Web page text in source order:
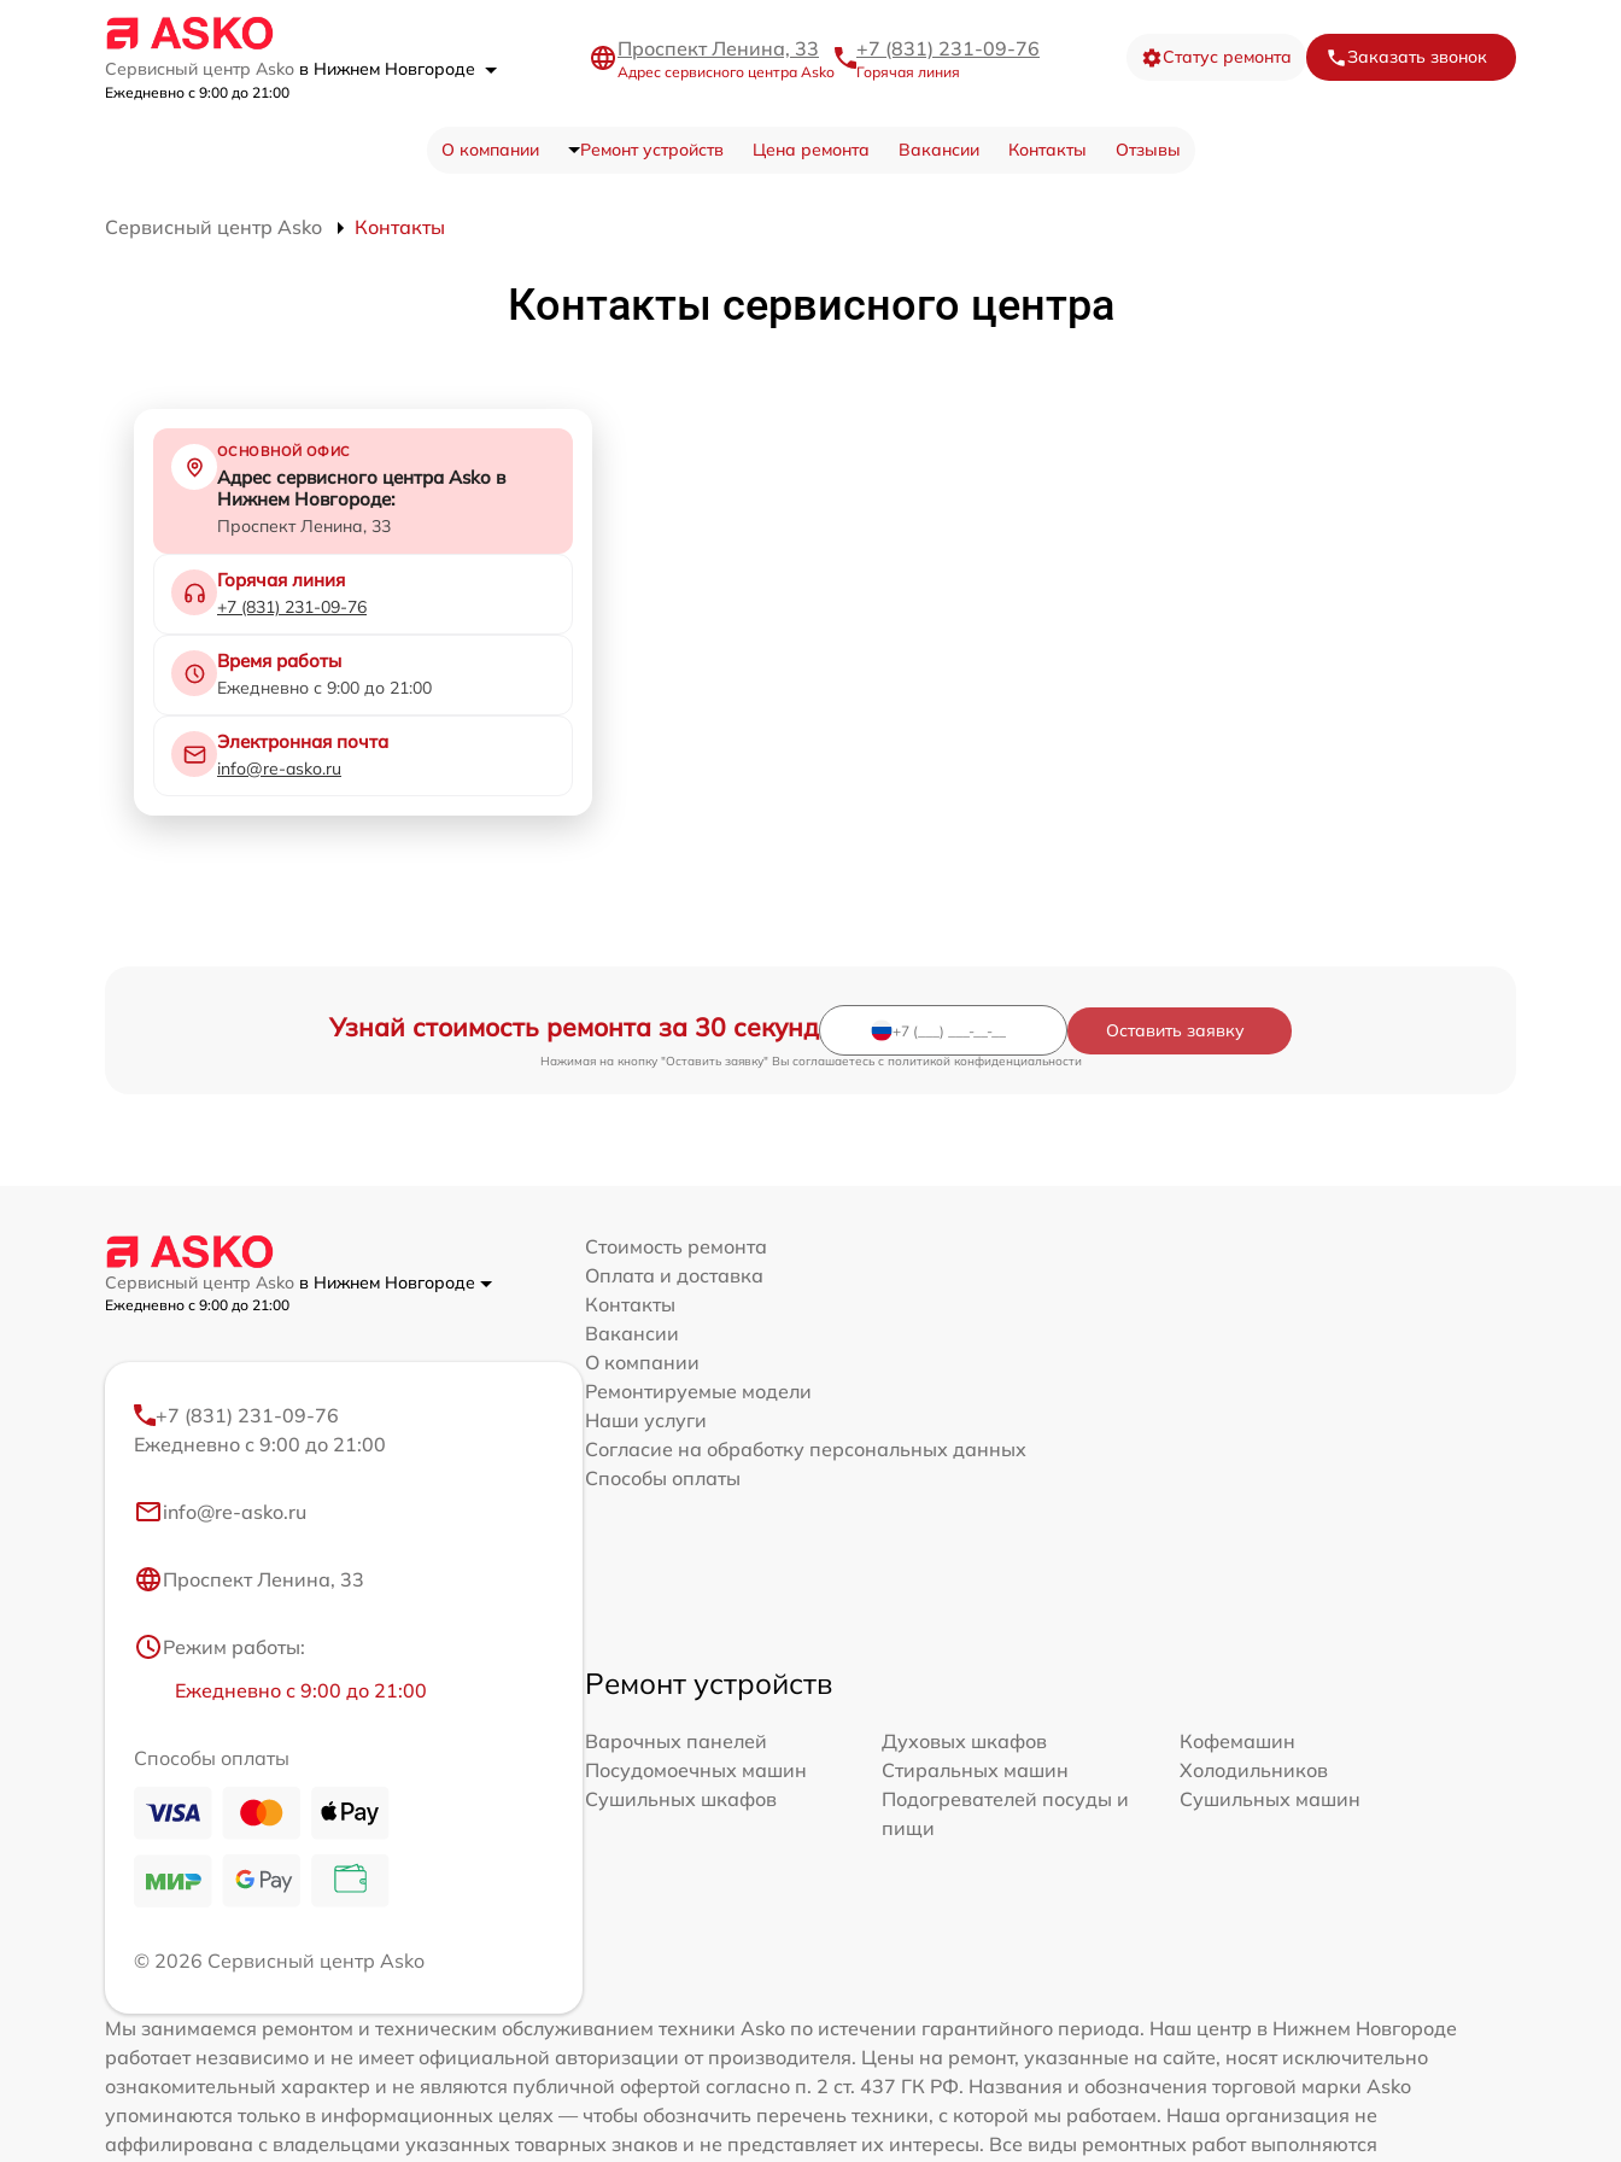
Сервисный центр Asko в Нижнем Новгороде
Ежедневно с 9:00 до 21:00
Проспект Ленина, 33
Адрес сервисного центра Asko
+7 (831) 231-09-76
Горячая линия
Статус ремонта Заказать звонок
О компании Ремонт устройств Цена ремонта Вакансии Контакты Отзывы
Сервисный центр Asko Контакты
Контакты сервисного центра
ОСНОВНОЙ ОФИС
Адрес сервисного центра Asko в
Нижнем Новгороде:
Проспект Ленина, 33
Горячая линия
+7 (831) 231-09-76
Время работы
Ежедневно с 9:00 до 21:00
Электронная почта
info@re-asko.ru
Узнай стоимость ремонта за 30 секунд Оставить заявку
Нажимая на кнопку "Оставить заявку" Вы соглашаетесь cполитикой конфиденциальности
Сервисный центр Asko в Нижнем Новгороде
Ежедневно с 9:00 до 21:00
+7 (831) 231-09-76
Ежедневно с 9:00 до 21:00
info@re-asko.ru
Проспект Ленина, 33
Режим работы:
Ежедневно с 9:00 до 21:00
Способы оплаты
© 2026 Сервисный центр Asko
Стоимость ремонта
Оплата и доставка
Контакты
Вакансии
О компании
Ремонтируемые модели
Наши услуги
Согласие на обработку персональных данных
Способы оплаты
Ремонт устройств
Варочных панелей Духовых шкафов
Кофемашин
Посудомоечных машин
Стиральных машин
Холодильников
Сушильных шкафов
Подогревателей посуды и
пищи
Сушильных машин
Мы занимаемся ремонтом и техническим обслуживанием техники Asko по истечении гарантийного периода. Наш центр в Нижнем Новгороде
работает независимо и не имеет официальной авторизации от производителя. Цены на ремонт, указанные на сайте, носят исключительно
ознакомительный характер и не являются публичной офертой согласно п. 2 ст. 437 ГК РФ. Названия и обозначения торговой марки Asko
упоминаются только в информационных целях — чтобы обозначить перечень техники, с которой мы работаем. Наша организация не
аффилирована с владельцами указанных товарных знаков и не представляет их интересы. Все виды ремонтных работ выполняются